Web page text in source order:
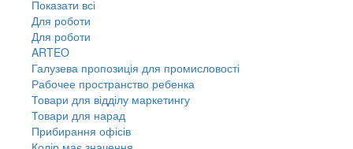
Показати всі
Для роботи
Для роботи
ARTEO
Галузева пропозиція для промисловості
Рабочее пространство ребенка
Товари для відділу маркетингу
Товари для нарад
Прибирання офісів